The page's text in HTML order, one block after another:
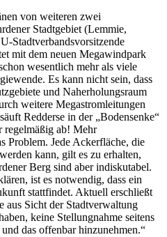
von weiteren zwei
Stadtgebiet (Lemmie,
Stadtverbandsvorsitzende
mit dem neuen Megawindpark
wesentlich mehr als viele
Es kann nicht sein, dass
und Naherholungsraum
weitere Megastromleitungen
Redderse in der „Bodensenke“
regelmäßig ab! Mehr
Problem. Jede Ackerfläche, die
kann, gilt es zu erhalten,
Berg sind aber indiskutabel.
ist es notwendig, dass ein
stattfindet. Aktuell erschließt
aus Sicht der Stadtverwaltung
keine Stellungnahme seitens
das offenbar hinzunehmen.“